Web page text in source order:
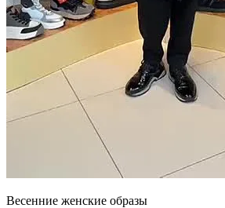
Весенние женские образы